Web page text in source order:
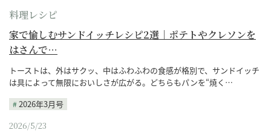
料理レシピ
家で愉しむサンドイッチレシピ2選｜ポテトやクレソンを
はさんで…
トーストは、外はサクッ、中はふわふわの食感が格別で、サンドイッチ
は具によって無限においしさが広がる。どちらもパンを“焼く…
2026年3月号
2026/5/23